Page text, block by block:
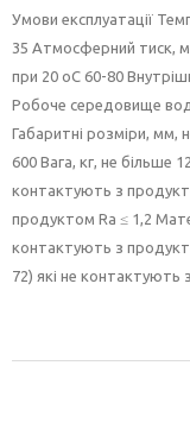
Умови експлуатації
35 Атмосферний тиск,
при 20 оС 60-80
Робоче середовище
Габаритні розміри, мм,
600 Вага, кг, не більше
контактують з
продуктом Ra ≤ 1,2
контактують з
72) які не контактують